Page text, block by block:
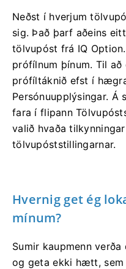
Neðst í hverjum
sig. Það þarf aðeins
tölvupóst frá IQ
prófílnum þínum. Til
prófíltáknið efst í
Persónuupplýsingar. Á
fara í flipann
valið hvaða
tölvupóststillingarnar.
Hvernig get ég
mínum?
Sumir kaupmenn
og geta ekki hætt,